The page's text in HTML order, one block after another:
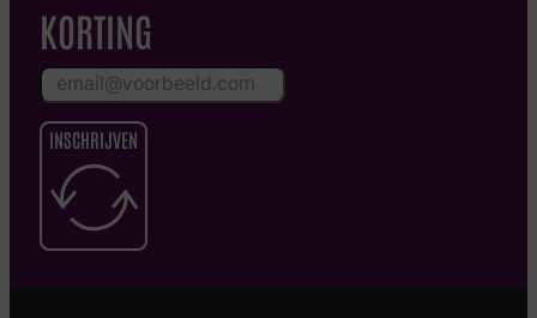
KORTING
INSCHRIJVEN